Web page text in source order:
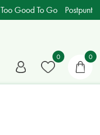
Too Good To Go Postpunt